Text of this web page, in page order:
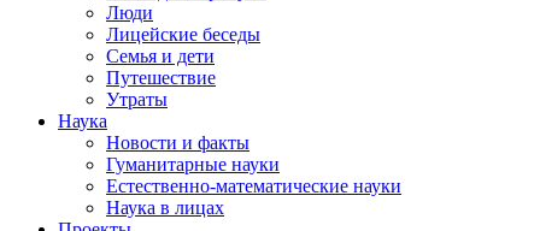
Люди
Лицейские беседы
Семья и дети
Путешествие
Утраты
Наука
Новости и факты
Гуманитарные науки
Естественно-математические науки
Наука в лицах